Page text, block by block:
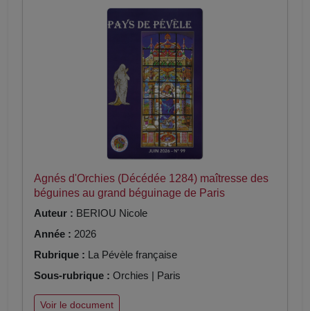
Agnés d'Orchies (Décédée 1284) maîtresse des
béguines au grand béguinage de Paris
Auteur : BERIOU Nicole
Année : 2026
Rubrique : La Pévèle française
Sous-rubrique : Orchies | Paris
Voir le document